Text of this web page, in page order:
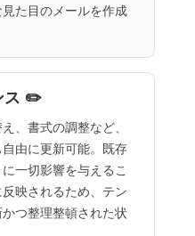
た目のメールを作成
ス ✏️
、書式の調整など、
由に更新可能。既存
一切影響を与えるこ
映されるため、テン
つ整理整頓された状